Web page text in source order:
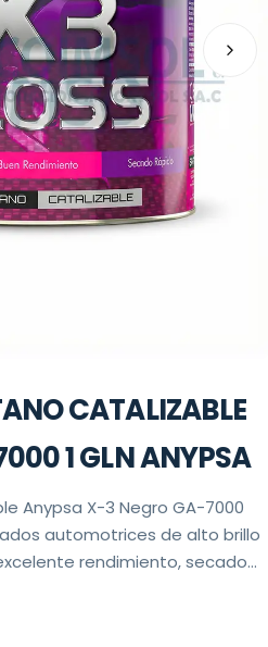
CATALIZABLE
1 GLN ANYPSA
Anypsa X-3 Negro GA-7000
automotrices de alto brillo
rendimiento, secado
espejo para trabajos de